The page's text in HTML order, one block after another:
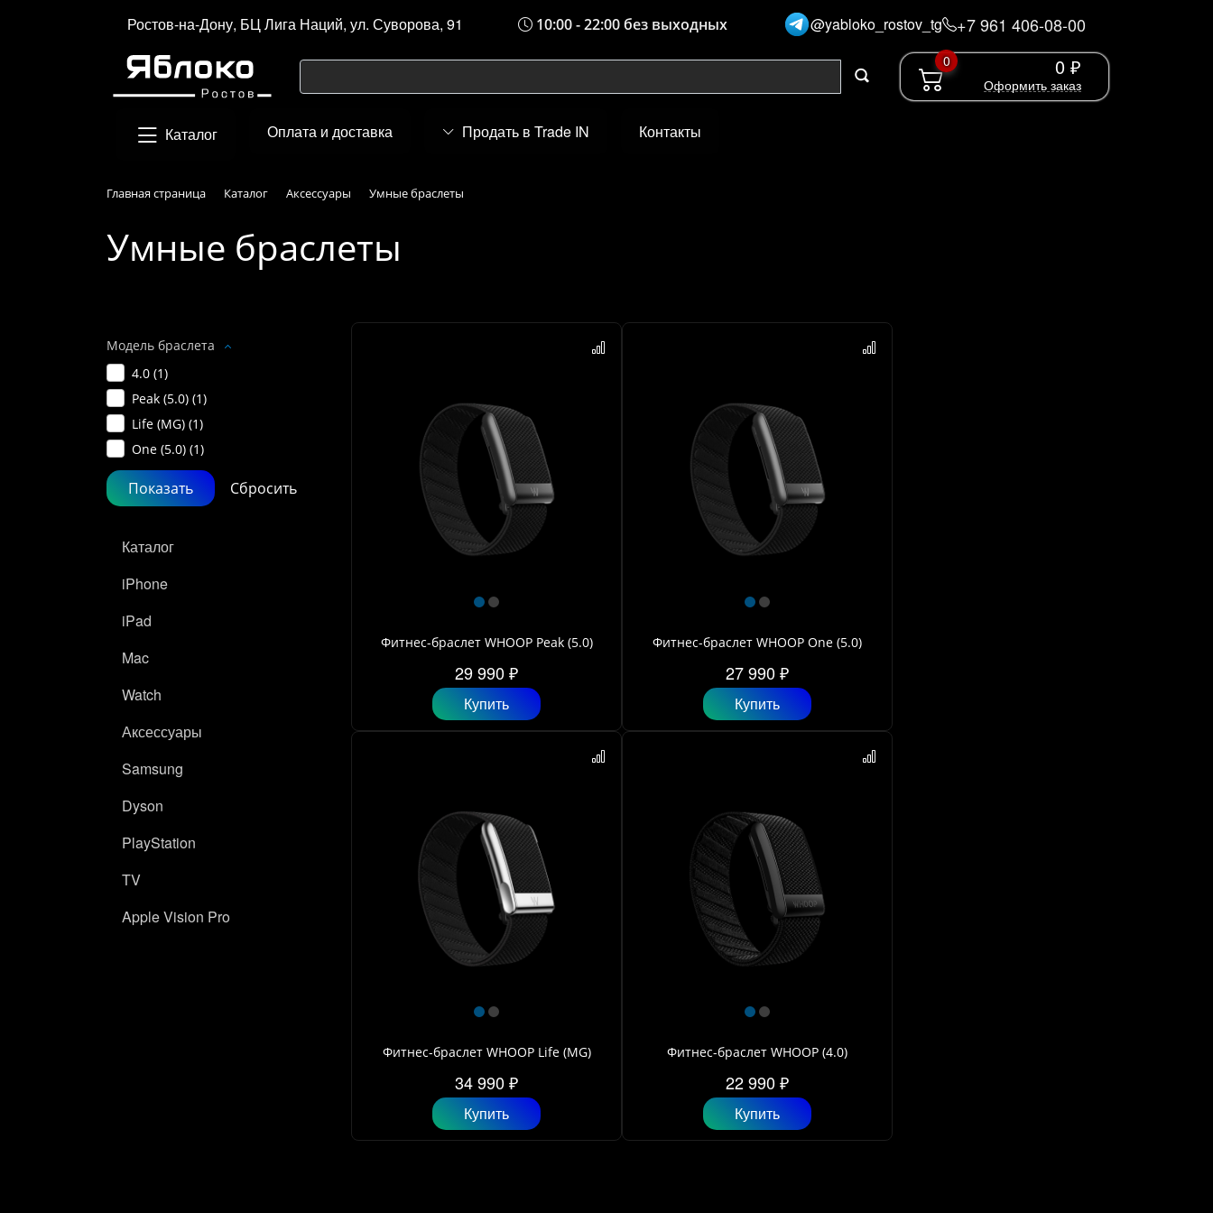
Ростов-на-Дону, БЦ Лига Наций, ул. Суворова, 91 10:00 - 22:00 без выходных @yabloko_rostov_tg +7 961 406-08-00
0 0 ₽
Оформить заказ
Каталог Оплата и доставка Продать в Trade IN Контакты
Главная страница Каталог Аксессуары Умные браслеты
Умные браслеты
Модель браслета
4.0 (1)
Peak (5.0) (1)
Life (MG) (1)
One (5.0) (1)
Каталог
iPhone
iPad
Mac
Watch
Аксессуары
Samsung
Dyson
PlayStation
TV
Apple Vision Pro
Фитнес-браслет WHOOP Peak (5.0)
29 990 ₽
Купить
Фитнес-браслет WHOOP One (5.0)
27 990 ₽
Купить
Фитнес-браслет WHOOP Life (MG)
34 990 ₽
Купить
Фитнес-браслет WHOOP (4.0)
22 990 ₽
Купить